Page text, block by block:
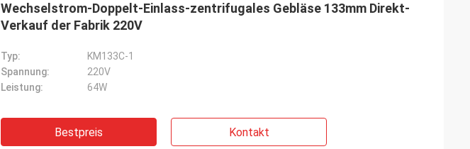
Wechselstrom-Doppelt-Einlass-zentrifugales Gebläse 133mm Direkt-
Verkauf der Fabrik 220V
Typ:
KM133C-1
Spannung:
220V
Leistung:
64W
Bestpreis Kontakt